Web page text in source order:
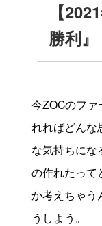
【
勝利』
今ZOCのファ
れればどんな
な気持ちにな
の作れたって
か考えちゃ
うしよう。